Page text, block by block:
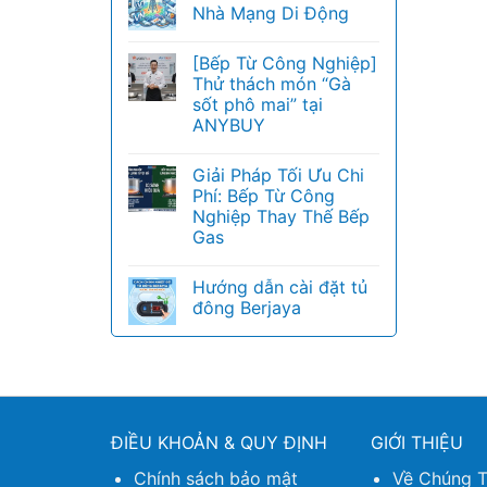
Nhà Mạng Di Động
[Bếp Từ Công Nghiệp]
Thử thách món “Gà
sốt phô mai” tại
ANYBUY
Giải Pháp Tối Ưu Chi
Phí: Bếp Từ Công
Nghiệp Thay Thế Bếp
Gas
Hướng dẫn cài đặt tủ
đông Berjaya
ĐIỀU KHOẢN & QUY ĐỊNH
Chính sách bảo mật
GIỚI THIỆU
Về Chúng